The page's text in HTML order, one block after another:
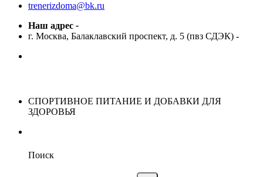
trenerizdoma@bk.ru
Наш адрес -
г. Москва, Балаклавский проспект, д. 5 (пвз СДЭК) -
СПОРТИВНОЕ ПИТАНИЕ И ДОБАВКИ ДЛЯ
ЗДОРОВЬЯ
Поиск